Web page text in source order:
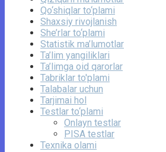
Qo‘shiqlar to‘plami
Shaxsiy rivojlanish
She’rlar to‘plami
Statistik ma’lumotlar
Ta’lim yangiliklari
Ta’limga oid qarorlar
Tabriklar to'plami
Talabalar uchun
Tarjimai hol
Testlar to‘plami
Onlayn testlar
PISA testlar
Texnika olami